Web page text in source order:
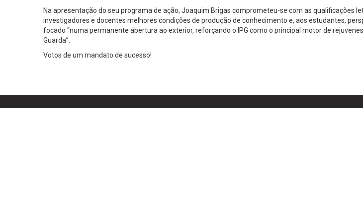
Na apresentação do seu programa de ação, Joaquim Brigas comprometeu-se com as qualificações
investigadores e docentes melhores condições de produção de conhecimento e, aos estudantes,
focado “numa permanente abertura ao exterior, reforçando o IPG como o principal motor de
Guarda”.
Votos de um mandato de sucesso!